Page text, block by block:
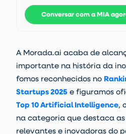
Conversar com a MIA
A Morada.ai acaba de
importante na história da
fomos reconhecidos no
Startups 2025 e figuramos
Top 10 Artificial Intelligence,
na categoria que destaca
relevantes e inovadoras do